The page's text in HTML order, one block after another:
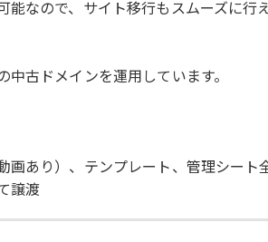
なので、サイト移行もスムーズに行え
中古ドメインを運用しています。
画あり）、テンプレート、管理シート
譲渡